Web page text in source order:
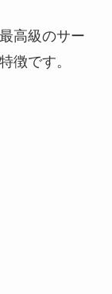
高級のサー
徴です。